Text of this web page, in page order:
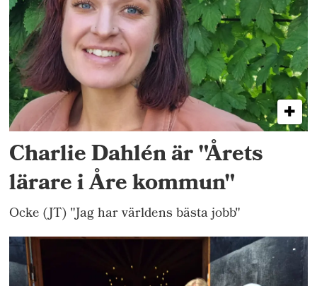
Charlie Dahlén är "Årets
lärare i Åre kommun"
Ocke (JT) "Jag har världens bästa jobb"